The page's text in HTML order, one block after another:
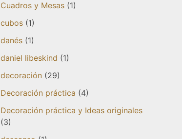
Cuadros y Mesas (1)
cubos (1)
danés (1)
daniel libeskind (1)
decoración (29)
Decoración práctica (4)
Decoración práctica y Ideas originales
(3)